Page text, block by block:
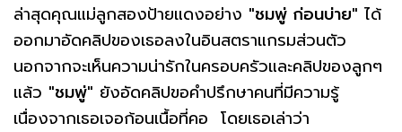
ล่าสุดคุณแม่ลูกสองป้ายแดงอย่าง "ชมพู่ ก่อนบ่าย" ได้
ออกมาอัดคลิปของเธอลงในอินสตราแกรมส่วนตัว
นอกจากจะเห็นความน่ารักในครอบครัวและคลิปของลูกๆ
แล้ว "ชมพู่" ยังอัดคลิปขอคำปรึกษาคนที่มีความรู้
เนื่องจากเธอเจอก้อนเนื้อที่คอ โดยเธอเล่าว่า